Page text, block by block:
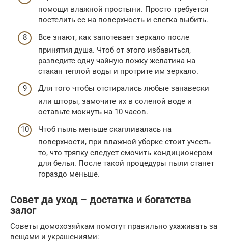
помощи влажной простыни. Просто требуется
постелить ее на поверхность и слегка выбить.
Все знают, как запотевает зеркало после
принятия душа. Чтоб от этого избавиться,
разведите одну чайную ложку желатина на
стакан теплой воды и протрите им зеркало.
Для того чтобы отстирались любые занавески
или шторы, замочите их в соленой воде и
оставьте мокнуть на 10 часов.
Чтоб пыль меньше скапливалась на
поверхности, при влажной уборке стоит учесть
то, что тряпку следует смочить кондиционером
для белья. После такой процедуры пыли станет
гораздо меньше.
Совет да уход – достатка и богатства
залог
Советы домохозяйкам помогут правильно ухаживать за
вещами и украшениями: